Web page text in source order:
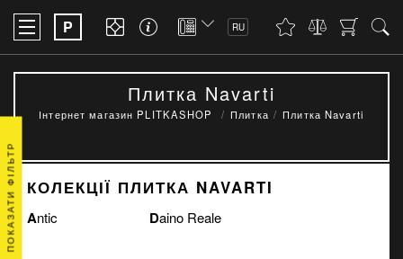
P RU
Плитка Navarti
Інтернет магазин PLITKASHOP Плитка Плитка Navarti
КОЛЕКЦІЇ ПЛИТКА NAVARTI
Antic Daino Reale
ПОКАЗАТИ ФІЛЬТР